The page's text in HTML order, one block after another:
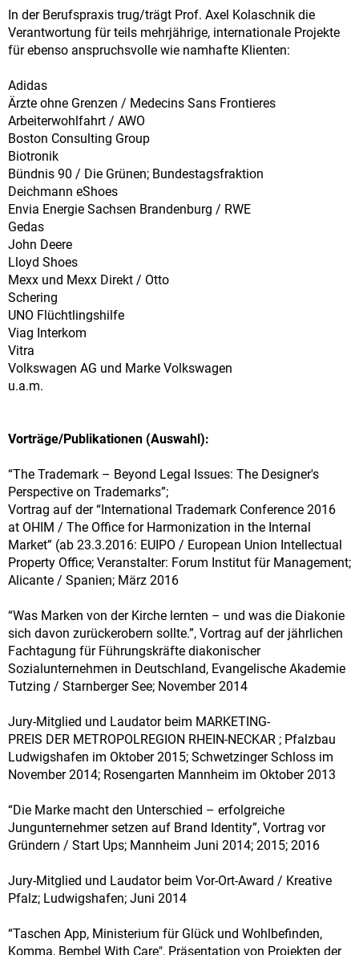
In der Berufspraxis trug/trägt Prof. Axel Kolaschnik die
Verantwortung für teils mehrjährige, internationale Projekte
für ebenso anspruchsvolle wie namhafte Klienten:
Adidas
Ärzte ohne Grenzen / Medecins Sans Frontieres
Arbeiterwohlfahrt / AWO
Boston Consulting Group
Biotronik
Bündnis 90 / Die Grünen; Bundestagsfraktion
Deichmann eShoes
Envia Energie Sachsen Brandenburg / RWE
Gedas
John Deere
Lloyd Shoes
Mexx und Mexx Direkt / Otto
Schering
UNO Flüchtlingshilfe
Viag Interkom
Vitra
Volkswagen AG und Marke Volkswagen
u.a.m.
Vorträge/Publikationen (Auswahl):
“The Trademark – Beyond Legal Issues: The Designer's
Perspective on Trademarks”;
Vortrag auf der “International Trademark Conference 2016
at OHIM / The Office for Harmonization in the Internal
Market” (ab 23.3.2016: EUIPO / European Union Intellectual
Property Office; Veranstalter: Forum Institut für Management;
Alicante / Spanien; März 2016
“Was Marken von der Kirche lernten – und was die Diakonie
sich davon zurückerobern sollte.”, Vortrag auf der jährlichen
Fachtagung für Führungskräfte diakonischer
Sozialunternehmen in Deutschland, Evangelische Akademie
Tutzing / Starnberger See; November 2014
Jury-Mitglied und Laudator beim MARKETING-
PREIS DER METROPOLREGION RHEIN-NECKAR ; Pfalzbau
Ludwigshafen im Oktober 2015; Schwetzinger Schloss im
November 2014; Rosengarten Mannheim im Oktober 2013
“Die Marke macht den Unterschied – erfolgreiche
Jungunternehmer setzen auf Brand Identity”, Vortrag vor
Gründern / Start Ups; Mannheim Juni 2014; 2015; 2016
Jury-Mitglied und Laudator beim Vor-Ort-Award / Kreative
Pfalz; Ludwigshafen; Juni 2014
“Taschen App, Ministerium für Glück und Wohlbefinden,
Komma, Bembel With Care", Präsentation von Projekten der